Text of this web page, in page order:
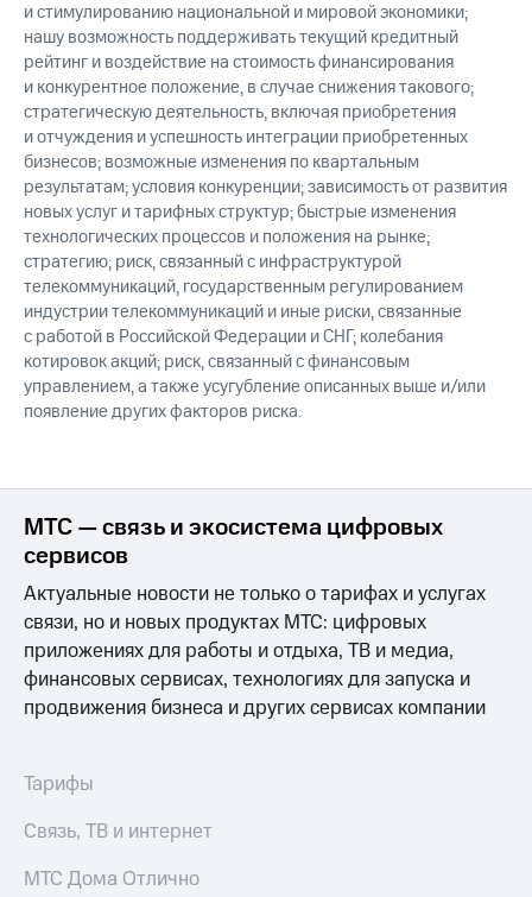
и стимулированию национальной и мировой экономики;
нашу возможность поддерживать текущий кредитный
рейтинг и воздействие на стоимость финансирования
и конкурентное положение, в случае снижения такового;
стратегическую деятельность, включая приобретения
и отчуждения и успешность интеграции приобретенных
бизнесов; возможные изменения по квартальным
результатам; условия конкуренции; зависимость от развития
новых услуг и тарифных структур; быстрые изменения
технологических процессов и положения на рынке;
стратегию; риск, связанный с инфраструктурой
телекоммуникаций, государственным регулированием
индустрии телекоммуникаций и иные риски, связанные
с работой в Российской Федерации и СНГ; колебания
котировок акций; риск, связанный с финансовым
управлением, а также усугубление описанных выше и/или
появление других факторов риска.
МТС — связь и экосистема цифровых
сервисов
Актуальные новости не только о тарифах и услугах
связи, но и новых продуктах МТС: цифровых
приложениях для работы и отдыха, ТВ и медиа,
финансовых сервисах, технологиях для запуска и
продвижения бизнеса и других сервисах компании
Тарифы
Связь, ТВ и интернет
МТС Дома Отлично